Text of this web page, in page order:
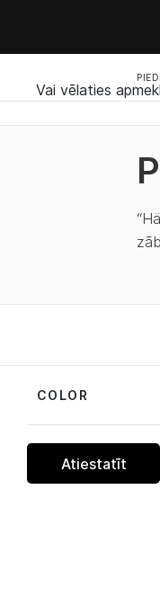
Vai vēlaties
COLOR
Atiestatīt